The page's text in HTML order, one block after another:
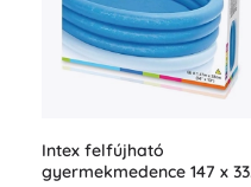
Intex felfújható
gyermekmedence 147 x 33